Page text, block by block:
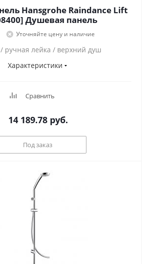
Hansgrohe Raindance Lift
Душевая панель
Уточняйте цену и наличие
ручная лейка / верхний душ
Характеристики
Сравнить
14 189.78руб.
Под заказ